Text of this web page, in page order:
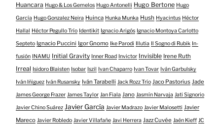
Huancara Hugo & Los Gemelos Hugo Antonelli Hugo Bertone Hugo
García Hugo Gonzalez Neira Huinca Hunka Munka Hush Hyacintus Héctor
Hallal Héctor Pegullo Trío Identikit Ignacio Arigós Ignacio Montoya Carlotto
Septeto Ignacio Puccini Igor Gnomo Ike Parodi Illutia Il Sogno di Rubik In-
fusión INAMU Initial Gravity Inner Road Invictor Invisible Irene Ruth
Irreal Isidoro Blaisten Isobar Iszil Ivan Chaparro Ivan Tovar Iván Garbulsky
Iván Iñiguez Iván Rusansky Iván Tarabelli Jack Rozz Trío Jaco Pastorius Jade
James George Frazer James Taylor Jan Fiala Jano Jasmín Narvaja Jati Signorio
Javier Chino Suárez Javier García Javier Madrazo Javier Malosetti Javier
Mareco Javier Robledo Javier Villafañe Javi Herrera Jazz Cuvée Jaén Kieff JC